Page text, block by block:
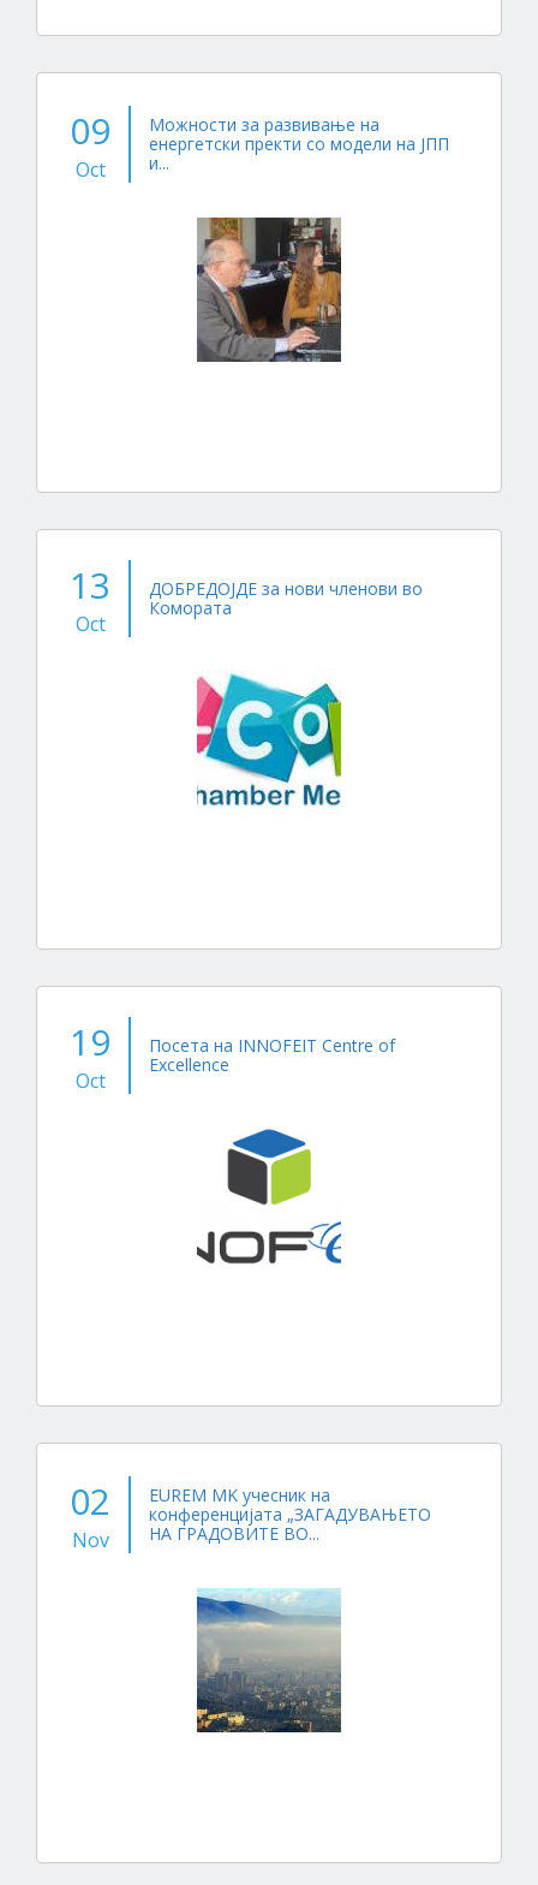
09
Oct
Можности за развивање на
енергетски пректи со модели на ЈПП
и...
13
Oct
ДОБРЕДОЈДЕ за нови членови во
Комората
19
Oct
Посета на INNOFEIT Centre of
Excellence
02
Nov
EUREM MK учесник на
конференцијата „ЗАГАДУВАЊЕТО
НА ГРАДОВИТЕ ВО...